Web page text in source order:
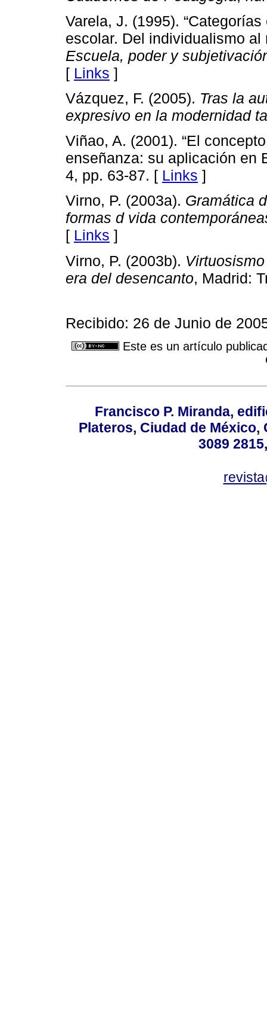
Varela, J. (1995).
escolar. Del individualismo al
Escuela, poder y
[ Links ]
Vázquez, F. (2005). Tras la
expresivo en la modernidad
Viñao, A. (2001). “El
enseñanza: su aplicación en
4, pp. 63-87. [ Links ]
Virno, P. (2003a). Gramática
formas d vida
[ Links ]
Virno, P. (2003b).
era del desencanto, Madrid:
Recibido: 26 de Junio de
Este es un artículo
Francisco P. Miranda,
Plateros, Ciudad de México,
3089